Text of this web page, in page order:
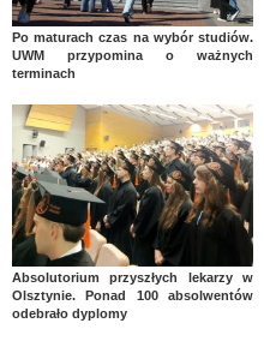
Po maturach czas na wybór studiów.
UWM przypomina o ważnych
terminach
Absolutorium przyszłych lekarzy w
Olsztynie. Ponad 100 absolwentów
odebrało dyplomy